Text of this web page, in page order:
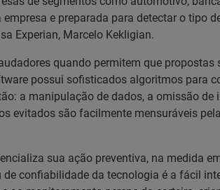
e preparada para detectar o tipo
Experian, Marcelo Kekligian.
quando permitem que
possui sofisticados algoritmos para
a manipulação de dados, a omissão
evitados são facilmente mensuráveis
sua ação preventiva, na medida
confiabilidade da tecnologia é a fácil